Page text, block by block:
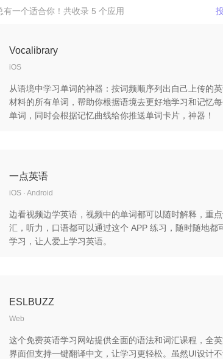
有一个适合你！共收录 5 个应用
Vocalibrary
iOS
从语境中学习单词的神器：按词频顺序列出自己上传的
材料的所有单词，帮助你根据语境去更好地学习和记忆
单词，同时会根据记忆曲线给你推送单词卡片，神器！
一点英语
iOS Android
边看视频边学英语，视频中的单词都可以随时解释，重点
汇，听力，口语都可以通过这个 APP 练习，随时随地都
学习，让人爱上学习英语。
ESLBUZZ
Web
这个免费英语学习网站提供全面的语法和词汇课程，全
界面但支持一键翻译中文，让学习更轻松。虽然UI设计